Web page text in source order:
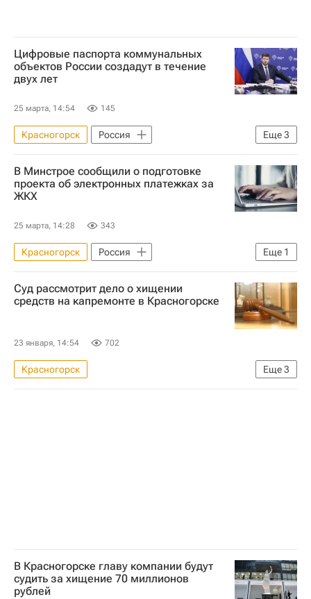
Цифровые паспорта коммунальных
объектов России создадут в течение
двух лет
25 марта, 14:54 145
Еще3
Красногорск
Россия
Министерство строительства и жилищно-коммунального хозяйства РФ (Минстрой России)
ЖКХ
Цифровизация
В Минстрое сообщили о подготовке
проекта об электронных платежках за
ЖКХ
25 марта, 14:28 343
Еще 1
Красногорск
Россия
Министерство строительства и жилищно-коммунального хозяйства РФ (Минстрой России)
Суд рассмотрит дело о хищении
средств на капремонте в Красногорске
23 января, 14:54 702
Еще3
Красногорск
Московская область (Подмосковье)
В Красногорске главу компании будут
судить за хищение 70 миллионов
рублей